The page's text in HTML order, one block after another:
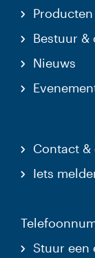
Bestuur &
Nieuws
Contact
Iets
Stuur een